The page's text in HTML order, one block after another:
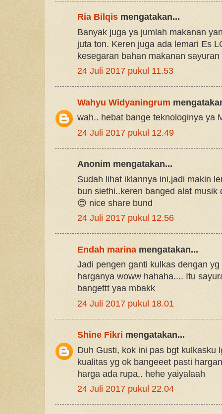
Ria Bilqis mengatakan...
Banyak juga ya jumlah makanan
juta ton. Keren juga ada lemari Es
kesegaran bahan makanan
24 Juli 2017 pukul 11.53
Wahyu Widyaningrum
wah.. hebat bange teknologinya ya
24 Juli 2017 pukul 12.49
Anonim mengatakan...
Sudah lihat iklannya ini,jadi makin
bun siethi..keren banged alat musik
😍 nice share bund
24 Juli 2017 pukul 12.56
Endah marina mengatakan...
Jadi pengen ganti kulkas dengan
harganya woww hahaha.... Itu
bangettt yaa mbakk
24 Juli 2017 pukul 18.01
Shine Fikri mengatakan...
Duh Gusti, kok ini pas bgt kulkasku
kualitas yg ok bangeeet pasti
harga ada rupa,. hehe yaiyalaah
24 Juli 2017 pukul 22.04